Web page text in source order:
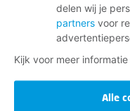
delen wij je
partners voor
Kijk voor meer informatie
Alle